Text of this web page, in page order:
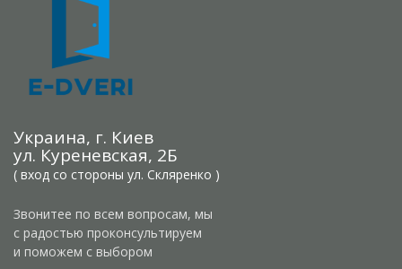
Украина, г. Киев
ул. Куреневская, 2Б
( вход со стороны ул. Скляренко )
Звонитее по всем вопросам, мы
с радостью проконсультируем
и поможем с выбором